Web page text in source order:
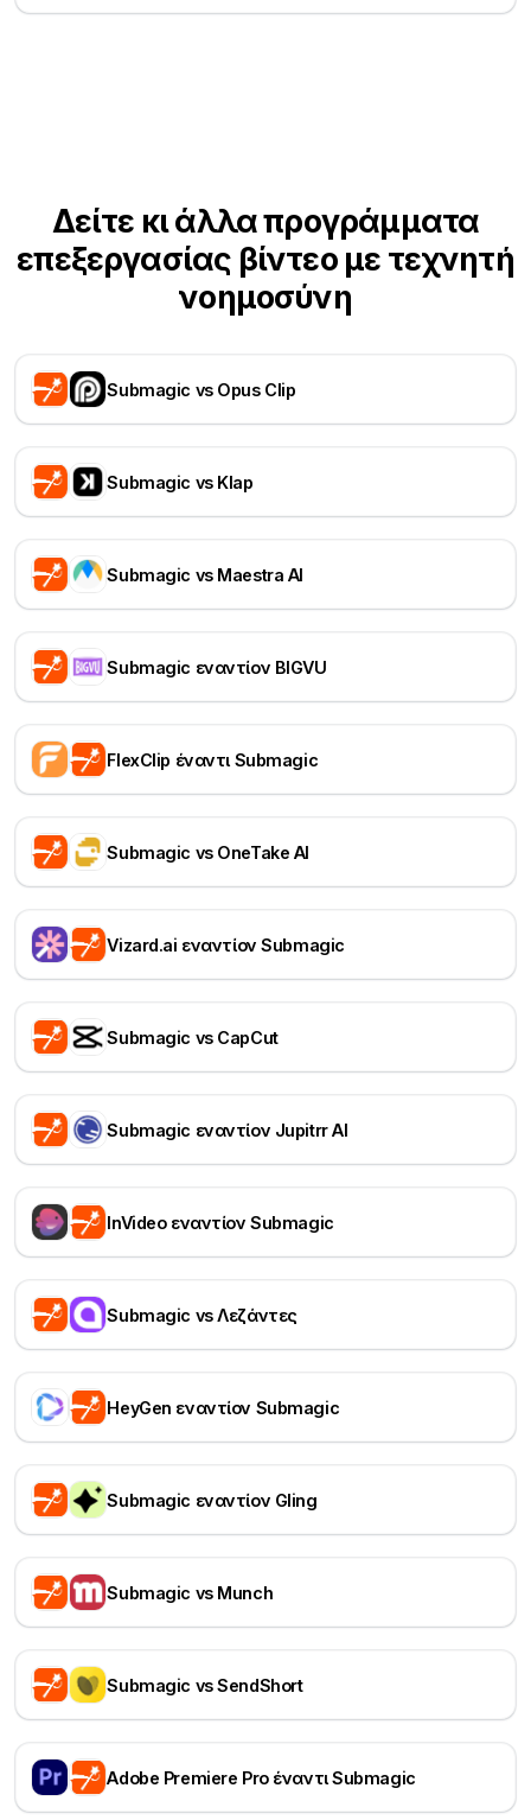
Δείτε κι άλλα προγράμματα
επεξεργασίας βίντεο με τεχνητή
νοημοσύνη
Submagic vs Opus Clip
Submagic vs Klap
Submagic vs Maestra AI
Submagic εναντίον BIGVU
FlexClip έναντι Submagic
Submagic vs OneTake AI
Vizard.ai εναντίον Submagic
Submagic vs CapCut
Submagic εναντίον Jupitrr AI
InVideo εναντίον Submagic
Submagic vs Λεζάντες
HeyGen εναντίον Submagic
Submagic εναντίον Gling
Submagic vs Munch
Submagic vs SendShort
Adobe Premiere Pro έναντι Submagic